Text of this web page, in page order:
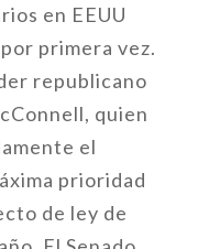
en EEUU
primera vez.
republicano
quien
el
prioridad
de ley de